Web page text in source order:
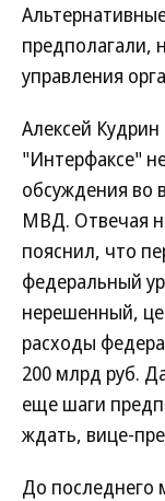
предполагали,
управления
Алексей
"Интерфаксе"
обсуждения во
МВД. Отвечая
пояснил, что
федеральный
нерешенный,
расходы
200 млрд руб.
еще шаги
ждать, вице-
До последнего